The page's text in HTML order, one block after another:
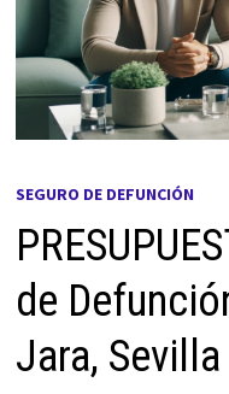
SEGURO DE DEFUNCIÓN
de
Jara, Sevilla